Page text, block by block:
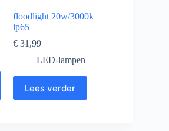
floodlight 20w/3000k
ip65
€31,99
LED-lampen
Lees verder